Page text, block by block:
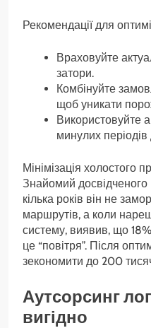
Рекомендації для
Враховуйте
затори.
Комбінуйте
щоб уникати
Використовуйте
минулих
Мінімізація холостого
Знайомий досвідченого
кілька років він не
маршрутів, а коли
систему, виявив, що
це “повітря”. Після
зекономити до 200
Аутсорсинг
вигідно